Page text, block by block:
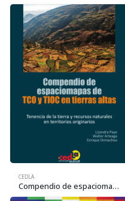
CEDLA
Compendio de espaciomapas de TCO y TIOC en tierras altas. Tenencia de la tierra y recursos naturales en territorios originarios (2013)